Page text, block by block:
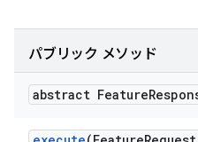
パブリック メソッド
abstract Feature